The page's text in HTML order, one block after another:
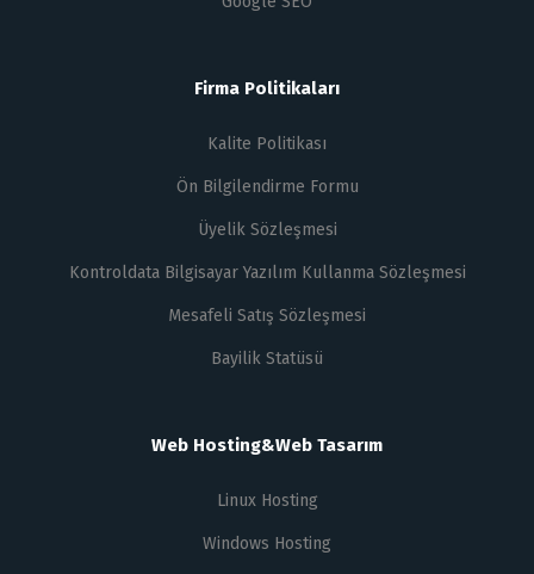
Firma Politikaları
Kalite Politikası
Ön Bilgilendirme Formu
Üyelik Sözleşmesi
Kontroldata Bilgisayar Yazılım Kullanma Sözleşmesi
Mesafeli Satış Sözleşmesi
Bayilik Statüsü
Web Hosting&Web Tasarım
Linux Hosting
Windows Hosting